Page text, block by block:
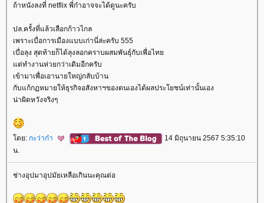
ถ้าหนังลงที่ netflix พี่ก๋าอาจจะได้ดูนะครับ
ปล.ครั้งที่แล้วเลือกก้าวไกล
เพราะเบื่อการเมืองแบบเก่านี่ล่ะครับ 555
เบื่อลุง สุดท้ายก็ได้ลุงลอกคราบผสมพันธุ์กับเพื่อไท
ต่ทำงานห่วยกว่าเดิมอีกครับ
เข้ามาเพื่อเอานายใหญ่กลับบ้าน
กับแก้กฏหมายให้ธุรกิจอสังหาฯของตนเองได้ผลประโยชน์เท่านั้นเอง
น่าผิดหวังจริงๆ
ดย: กะว่าก๋า
14 มิถุนายน 2567 5:35:10
น.
ช่างอุปมาอุปมัยเหลือเกินนะคุณต่อ